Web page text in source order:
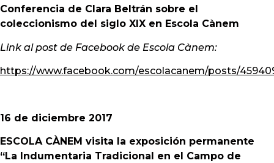
Conferencia de Clara Beltrán sobre el
coleccionismo del siglo XIX en Escola Cànem
Link al post de Facebook de Escola Cànem:
https://www.facebook.com/escolacanem/posts/
16 de diciembre 2017
ESCOLA CÀNEM visita la exposición permanente
“La Indumentaria Tradicional en el Campo de